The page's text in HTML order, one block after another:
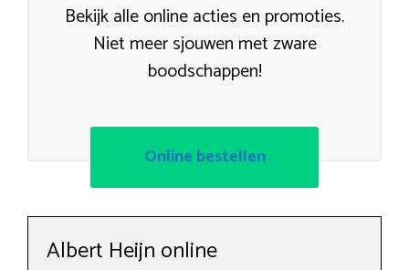
Bekijk alle online acties en promoties.
Niet meer sjouwen met zware
boodschappen!
Online bestellen
Albert Heijn online